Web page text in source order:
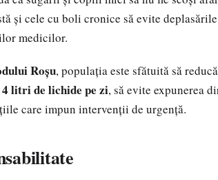
și cele cu boli cronice să evite
medicilor.
Roșu, populația este sfătuită să
4 litri de lichide pe zi, să evite expunerea
care impun intervenții de urgență.